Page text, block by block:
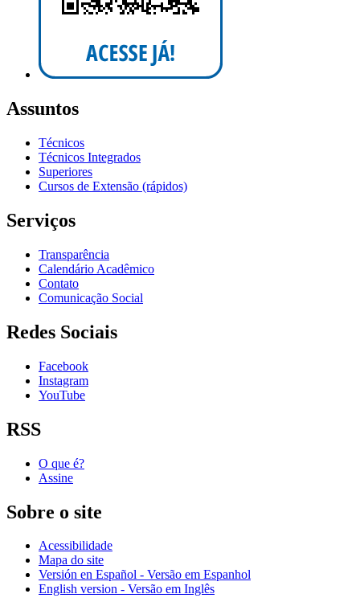
Assuntos
Técnicos
Técnicos Integrados
Superiores
Cursos de Extensão (rápidos)
Serviços
Transparência
Calendário Acadêmico
Contato
Comunicação Social
Redes Sociais
Facebook
Instagram
YouTube
RSS
O que é?
Assine
Sobre o site
Acessibilidade
Mapa do site
Versión en Español - Versão em Espanhol
English version - Versão em Inglês